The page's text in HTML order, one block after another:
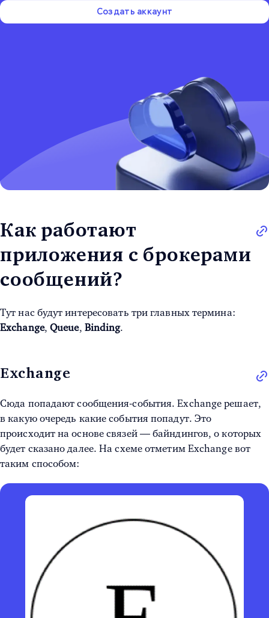
Создать аккаунт
Как работают
приложения с брокерами
сообщений?
Тут нас будут интересовать три главных термина:
Exchange,Queue, Binding.
Exchange
Сюда попадают сообщения-события. Exchange решает,
в какую очередь какие события попадут. Это
происходит на основе связей — байндингов, о которых
будет сказано далее. На схеме отметим Exchange вот
таким способом: